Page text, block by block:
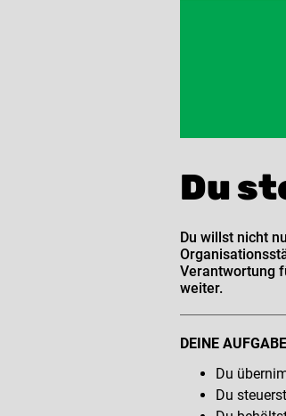
Du
Du willst nicht
Verantwortung
weiter.
DEINE
Du
Du